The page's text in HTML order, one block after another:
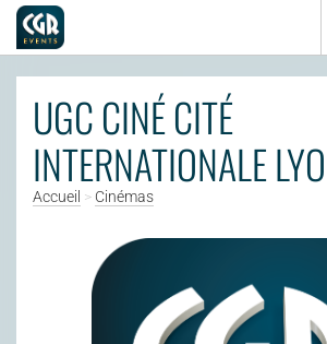
Aller au contenu principal
UGC CINÉ CITÉ
INTERNATIONALE
Accueil > Cinémas